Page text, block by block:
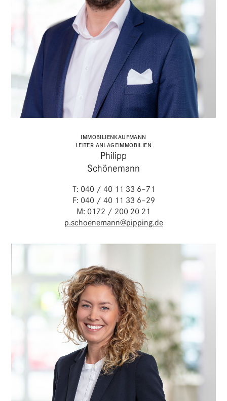
IMMO­BI­LI­EN­KAUF­MANN
LEITER ANLAGEIMMOBILIEN
Philipp
Schönemann
T: 040 / 40 11 33 6–71
F: 040 / 40 11 33 6–29
M: 0172 / 200 20 21
p.schoenemann@pipping.de